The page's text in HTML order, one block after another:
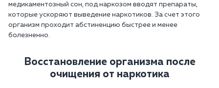
медикаментозный сон, под наркозом вводят препараты,
которые ускоряют выведение наркотиков. За счет этого
организм проходит абстиненцию быстрее и менее
болезненно.
Восстановление организма после
очищения от наркотика